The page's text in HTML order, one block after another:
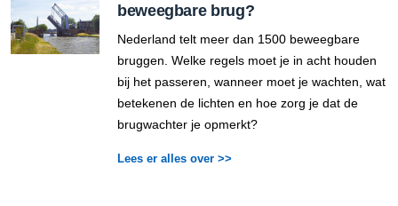
beweegbare brug?
Nederland telt meer dan 1500 beweegbare
bruggen. Welke regels moet je in acht houden
bij het passeren, wanneer moet je wachten, wat
betekenen de lichten en hoe zorg je dat de
brugwachter je opmerkt?
Lees er alles over >>